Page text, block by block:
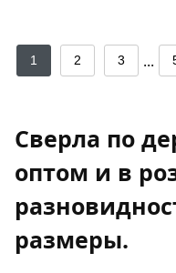
1 2 3 ...
Сверла по
оптом и в
размеры.